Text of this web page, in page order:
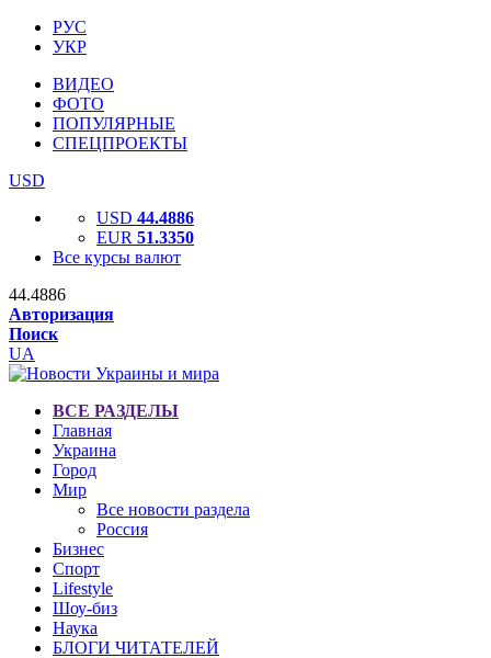
РУС
УКР
ВИДЕО
ФОТО
ПОПУЛЯРНЫЕ
СПЕЦПРОЕКТЫ
USD
USD 44.4886
EUR 51.3350
Все курсы валют
44.4886
Авторизация
Поиск
UA
ВСЕ РАЗДЕЛЫ
Главная
Украина
Город
Мир
Все новости раздела
Россия
Бизнес
Спорт
Lifestyle
Шоу-биз
Наука
БЛОГИ ЧИТАТЕЛЕЙ